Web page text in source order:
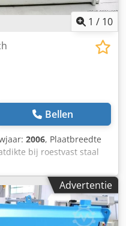
1 / 10
Bellen
2006, Plaatbreedte
bij roestvast staal
Klemmen 12 stuks
min Snijhoek 1,6°
Besturing ELGO
vermogen 11,0 kW
2860 x 2100 x 1560 mm
Advertentie